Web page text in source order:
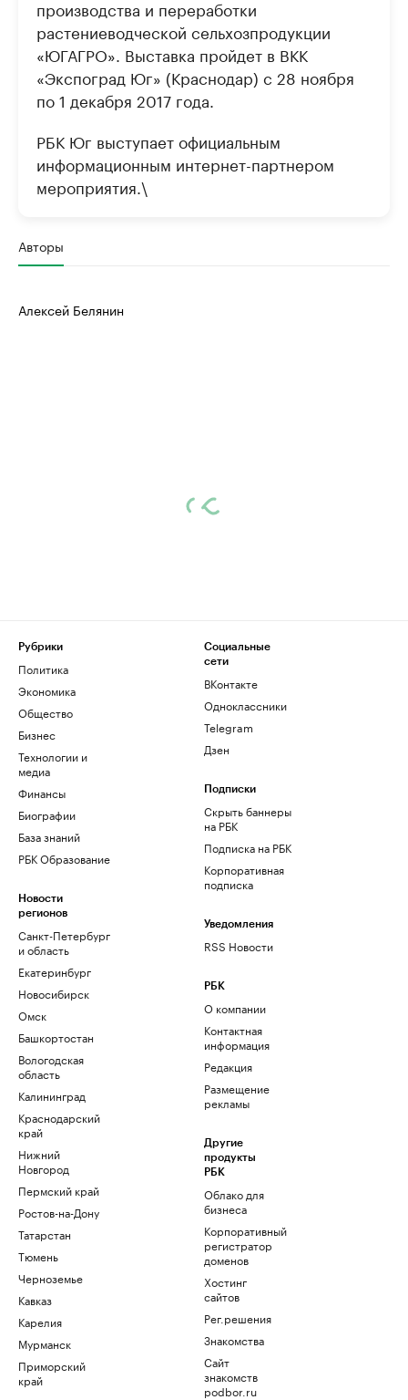
производства и переработки
растениеводческой сельхозпродукции
«ЮГАГРО». Выставка пройдет в ВКК
«Экспоград Юг» (Краснодар) с 28 ноября
по 1 декабря 2017 года.
РБК Юг выступает официальным
информационным интернет-партнером
мероприятия.\
Авторы
Алексей Белянин
Рубрики
Политика
Экономика
Общество
Бизнес
Технологии и
медиа
Финансы
Биографии
База знаний
РБК Образование
Новости
регионов
Санкт-Петербург
и область
Екатеринбург
Новосибирск
Омск
Башкортостан
Вологодская
область
Калининград
Краснодарский
край
Нижний
Новгород
Пермский край
Ростов-на-Дону
Татарстан
Тюмень
Черноземье
Кавказ
Карелия
Мурманск
Приморский
край
Социальные
сети
ВКонтакте
Одноклассники
Telegram
Дзен
Подписки
Скрыть баннеры
на РБК
Подписка на РБК
Корпоративная
подписка
Уведомления
RSS Новости
РБК
О компании
Контактная
информация
Редакция
Размещение
рекламы
Другие
продукты
РБК
Облако для
бизнеса
Корпоративный
регистратор
доменов
Хостинг
сайтов
Рег.решения
Знакомства
Сайт
знакомств
podbor.ru